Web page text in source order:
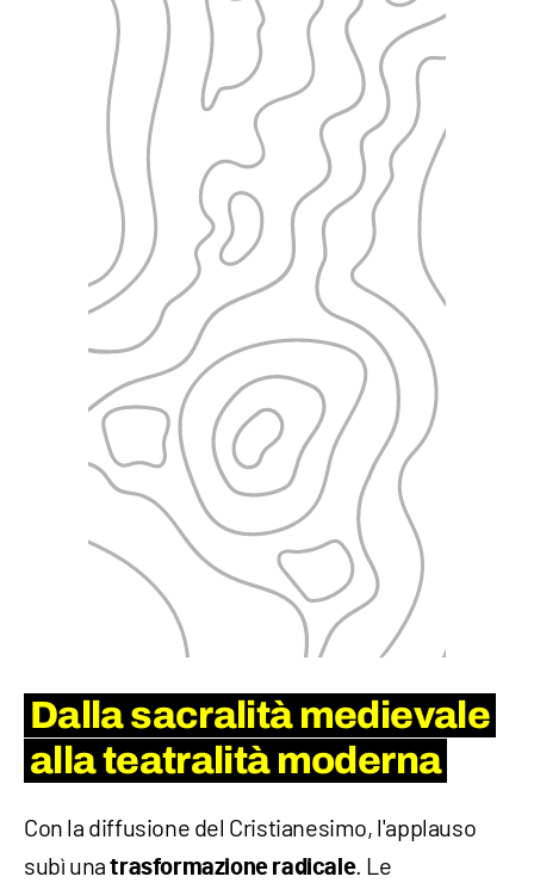
Dalla sacralità medievale
alla teatralità moderna
Con la diffusione del Cristianesimo, l'applauso
subì unatrasformazione radicale. Le